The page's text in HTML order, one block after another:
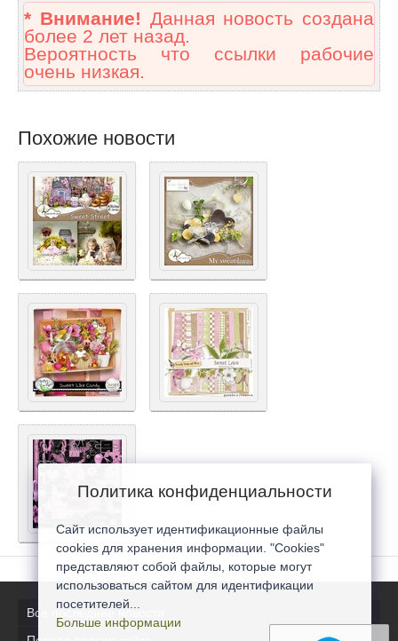
* Внимание! Данная новость создана
более 2 лет назад.
Вероятность что ссылки рабочие
очень низкая.
Похожие новости
Все последние новости
Политика конфиденциальности
Сайт использует идентификационные файлы
cookies для хранения информации. "Cookies"
представляют собой файлы, которые могут
использоваться сайтом для идентификации
посетителей...
Больше информации